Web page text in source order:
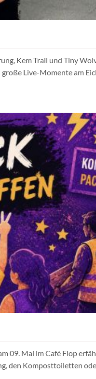
Kem Trail und Tiny
Live-Momente am
09. Mai im Café Flop
den Komposttoiletten